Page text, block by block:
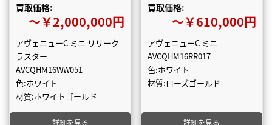
買取価格:
〜￥2,000,000円
アヴェニューC ミニ リリーク
ラスター
AVCQHM16WW051
色:ホワイト
材質:ホワイトゴールド
詳細を見る
買取価格:
〜￥610,000円
アヴェニューC ミニ
AVCQHM16RR017
色:ホワイト
材質:ローズゴールド
詳細を見る